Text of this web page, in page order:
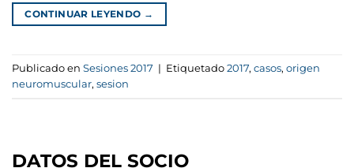
CONTINUAR LEYENDO →
Publicado en Sesiones 2017 | Etiquetado 2017, casos, origen
neuromuscular, sesion
DATOS DEL SOCIO